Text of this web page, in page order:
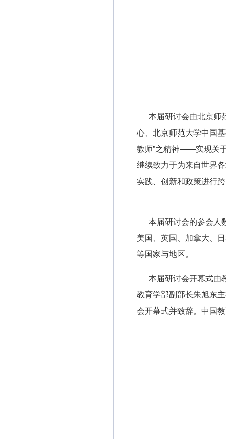
本届研讨会由北京师
心、北京师范大学中国
教师”之精神——实现关
继续致力于为来自世界
实践、创新和政策进行
本届研讨会的参会人
美国、英国、加拿大、
等国家与地区。
本届研讨会开幕式由
教育学部副部长朱旭东
会开幕式并致辞。中国